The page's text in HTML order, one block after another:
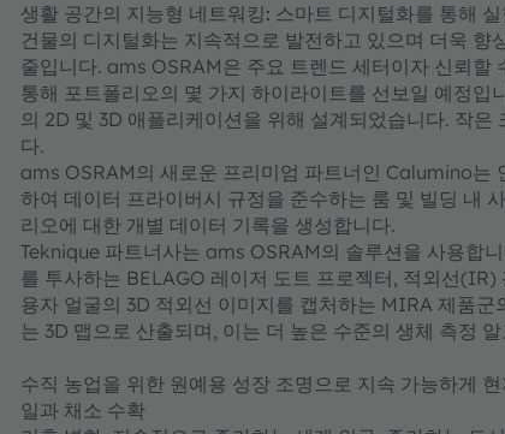
생활 공간의 지능형 네트워킹: 스마트 디지털화를 통해
건물의 디지털화는 지속적으로 발전하고 있으며 더욱
줄입니다. ams OSRAM은 주요 트렌드 세터이자 신뢰
통해 포트폴리오의 몇 가지 하이라이트를 선보일 예정입
의 2D 및 3D 애플리케이션을 위해 설계되었습니다. 작
다.
ams OSRAM의 새로운 프리미엄 파트너인 Calumino는
하여 데이터 프라이버시 규정을 준수하는 룸 및 빌딩 내
리오에 대한 개별 데이터 기록을 생성합니다.
Teknique 파트너사는 ams OSRAM의 솔루션을 사용합
를 투사하는 BELAGO 레이저 도트 프로젝터, 적외선
용자 얼굴의 3D 적외선 이미지를 캡처하는 MIRA 제품
는 3D 맵으로 산출되며, 이는 더 높은 수준의 생체 측정
수직 농업을 위한 원예용 성장 조명으로 지속 가능하게
일과 채소 수확